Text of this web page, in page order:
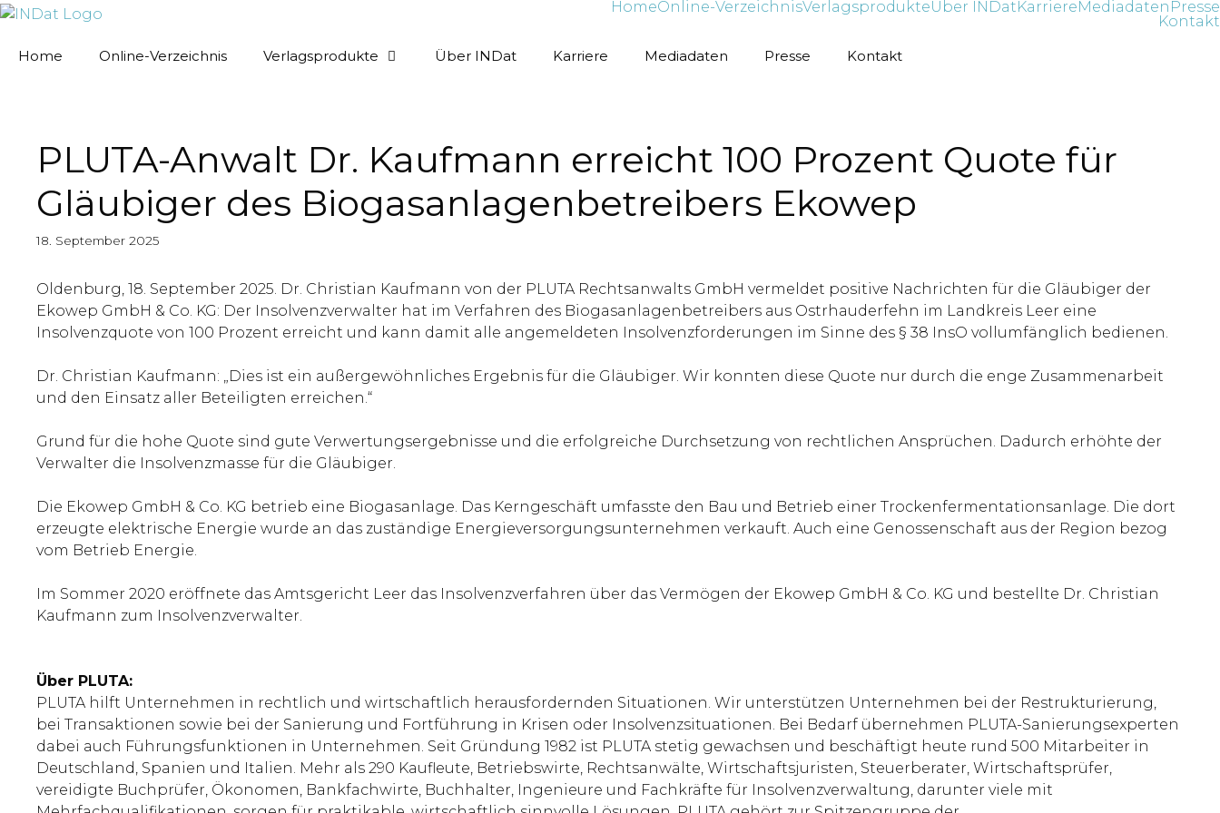
springen
HomeOnline-VerzeichnisVerlagsprodukteÜber INDatKarriereMediadaten Presse
Kontakt
Home
Online-Verzeichnis Verlagsprodukte Über INDat Karriere Mediadaten Presse Kontakt
PLUTA-Anwalt Dr. Kaufmann erreicht 100 Prozent Quote für
Gläubiger des Biogasanlagenbetreibers Ekowep
18. September 2025
Oldenburg, 18. September 2025. Dr. Christian Kaufmann von der PLUTA Rechtsanwalts GmbH vermeldet positive Nachrichten für die Gläubiger der
Ekowep GmbH & Co. KG: Der Insolvenzverwalter hat im Verfahren des Biogasanlagenbetreibers aus Ostrhauderfehn im Landkreis Leer eine
Insolvenzquote von 100 Prozent erreicht und kann damit alle angemeldeten Insolvenzforderungen im Sinne des § 38 InsO vollumfänglich bedienen.
Dr. Christian Kaufmann: „Dies ist ein außergewöhnliches Ergebnis für die Gläubiger. Wir konnten diese Quote nur durch die enge Zusammenarbeit
und den Einsatz aller Beteiligten erreichen.“
Grund für die hohe Quote sind gute Verwertungsergebnisse und die erfolgreiche Durchsetzung von rechtlichen Ansprüchen. Dadurch erhöhte der
Verwalter die Insolvenzmasse für die Gläubiger.
Die Ekowep GmbH & Co. KG betrieb eine Biogasanlage. Das Kerngeschäft umfasste den Bau und Betrieb einer Trockenfermentationsanlage. Die dort
erzeugte elektrische Energie wurde an das zuständige Energieversorgungsunternehmen verkauft. Auch eine Genossenschaft aus der Region bezog
vom Betrieb Energie.
Im Sommer 2020 eröffnete das Amtsgericht Leer das Insolvenzverfahren über das Vermögen der Ekowep GmbH & Co. KG und bestellte Dr. Christian
Kaufmann zum Insolvenzverwalter.
Über PLUTA:
PLUTA hilft Unternehmen in rechtlich und wirtschaftlich herausfordernden Situationen. Wir unterstützen Unternehmen bei der Restrukturierung,
bei Transaktionen sowie bei der Sanierung und Fortführung in Krisen oder Insolvenzsituationen. Bei Bedarf übernehmen PLUTA-Sanierungsexperten
dabei auch Führungsfunktionen in Unternehmen. Seit Gründung 1982 ist PLUTA stetig gewachsen und beschäftigt heute rund 500 Mitarbeiter in
Deutschland, Spanien und Italien. Mehr als 290 Kaufleute, Betriebswirte, Rechtsanwälte, Wirtschaftsjuristen, Steuerberater, Wirtschaftsprüfer,
vereidigte Buchprüfer, Ökonomen, Bankfachwirte, Buchhalter, Ingenieure und Fachkräfte für Insolvenzverwaltung, darunter viele mit